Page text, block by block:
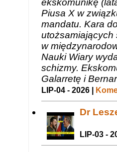
Piusa X w
mandatu. Kara
utożsamiających
w
Nauki Wiary
schizmy.
Galarretę i
LIP-04 - 2026 |
Dr
LIP-03 -